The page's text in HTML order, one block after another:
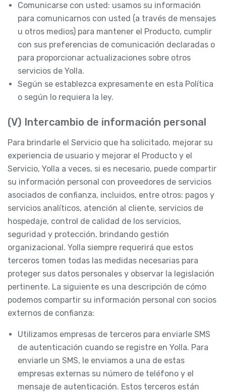
Comunicarse con usted: usamos su información
para comunicarnos con usted (a través de mensajes
u otros medios) para mantener el Producto, cumplir
con sus preferencias de comunicación declaradas o
para proporcionar actualizaciones sobre otros
servicios de Yolla.
Según se establezca expresamente en esta Política
o según lo requiera la ley.
(V) Intercambio de información personal
Para brindarle el Servicio que ha solicitado, mejorar su
experiencia de usuario y mejorar el Producto y el
Servicio, Yolla a veces, si es necesario, puede compartir
su información personal con proveedores de servicios
asociados de confianza, incluidos, entre otros: pagos y
servicios analíticos, atención al cliente, servicios de
hospedaje, control de calidad de los servicios,
seguridad y protección, brindando gestión
organizacional. Yolla siempre requerirá que estos
terceros tomen todas las medidas necesarias para
proteger sus datos personales y observar la legislación
pertinente. La siguiente es una descripción de cómo
podemos compartir su información personal con socios
externos de confianza:
Utilizamos empresas de terceros para enviarle SMS
de autenticación cuando se registre en Yolla. Para
enviarle un SMS, le enviamos a una de estas
empresas externas su número de teléfono y el
mensaje de autenticación. Estos terceros están